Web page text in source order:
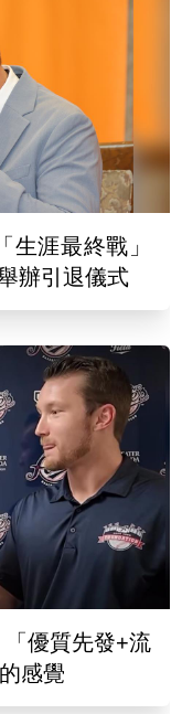
生涯最終戰」
辦引退儀式
優質先發+流
感覺